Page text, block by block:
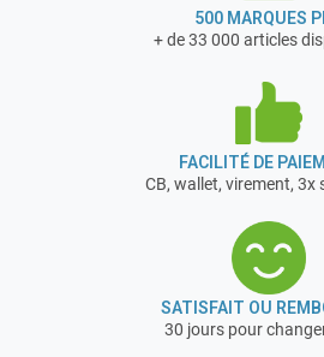
500 MARQUES
+ de 33 000 articles
FACILITÉ DE
CB, wallet, virement, 3x
SATISFAIT OU
30 jours pour